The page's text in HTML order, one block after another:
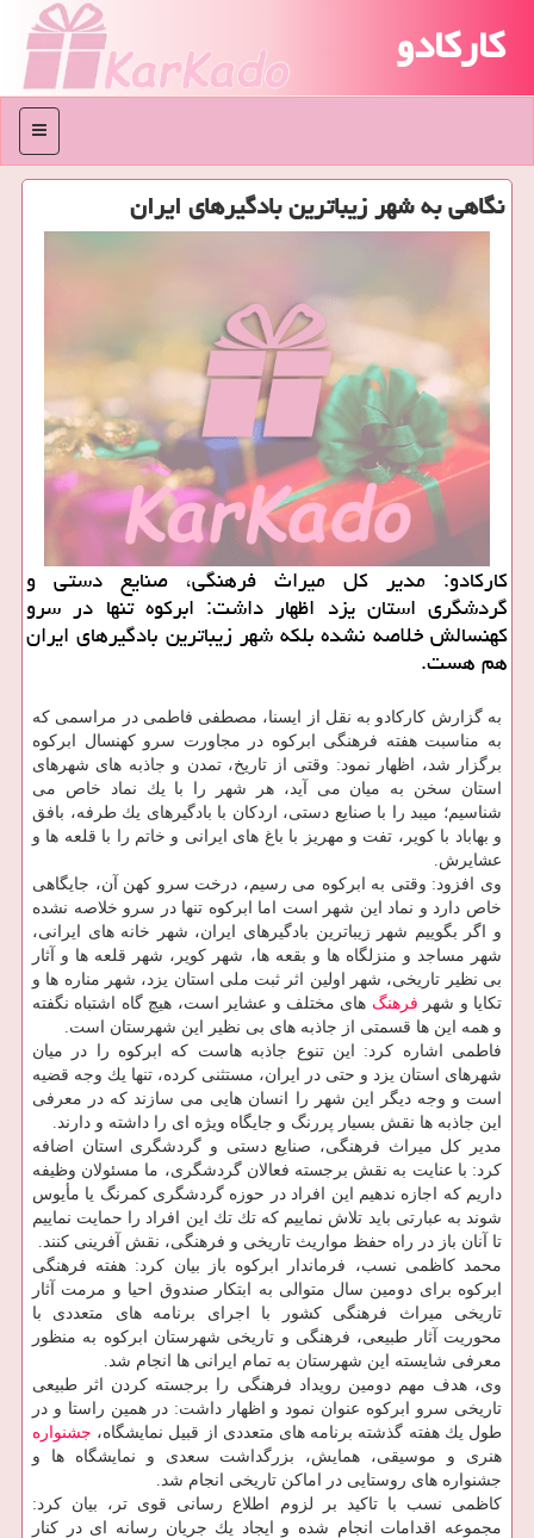
کارکادو
منو
نگاهی به شهر زیباترین بادگیرهای ایران
كاركادو: مدیر كل میراث فرهنگی، صنایع دستی و
گردشگری استان یزد اظهار داشت: ابركوه تنها در سرو
كهنسالش خلاصه نشده بلكه شهر زیباترین بادگیرهای ایران
هم هست.
به گزارش كاركادو به نقل از ایسنا، مصطفی فاطمی در مراسمی كه
به مناسبت هفته فرهنگی ابركوه در مجاورت سرو كهنسال ابركوه
برگزار شد، اظهار نمود: وقتی از تاریخ، تمدن و جاذبه های شهرهای
استان سخن به میان می آید، هر شهر را با یك نماد خاص می
شناسیم؛ میبد را با صنایع دستی، اردكان با بادگیرهای یك طرفه، بافق
و بهاباد با كویر، تفت و مهریز با باغ های ایرانی و خاتم را با قلعه ها و
عشایرش.
وی افزود: وقتی به ابركوه می رسیم، درخت سرو كهن آن، جایگاهی
خاص دارد و نماد این شهر است اما ابركوه تنها در سرو خلاصه نشده
و اگر بگوییم شهر زیباترین بادگیرهای ایران، شهر خانه های ایرانی،
شهر مساجد و منزلگاه ها و بقعه ها، شهر كویر، شهر قلعه ها و آثار
بی نظیر تاریخی، شهر اولین اثر ثبت ملی استان یزد، شهر مناره ها و
تكایا و شهر فرهنگ های مختلف و عشایر است، هیچ گاه اشتباه نگفته
و همه این ها قسمتی از جاذبه های بی نظیر این شهرستان است.
فاطمی اشاره كرد: این تنوع جاذبه هاست كه ابركوه را در میان
شهرهای استان یزد و حتی در ایران، مستثنی كرده، تنها یك وجه قضیه
است و وجه دیگر این شهر را انسان هایی می سازند كه در معرفی
این جاذبه ها نقش بسیار پررنگ و جایگاه ویژه ای را داشته و دارند.
مدیر كل میراث فرهنگی، صنایع دستی و گردشگری استان اضافه
كرد: با عنایت به نقش برجسته فعالان گردشگری، ما مسئولان وظیفه
داریم كه اجازه ندهیم این افراد در حوزه گردشگری كمرنگ یا مأیوس
شوند به عبارتی باید تلاش نماییم كه تك تك این افراد را حمایت نماییم
تا آنان باز در راه حفظ مواریث تاریخی و فرهنگی، نقش آفرینی كنند.
محمد كاظمی نسب، فرماندار ابركوه باز بیان كرد: هفته فرهنگی
ابركوه برای دومین سال متوالی به ابتكار صندوق احیا و مرمت آثار
تاریخی میراث فرهنگی كشور با اجرای برنامه های متعددی با
محوریت آثار طبیعی، فرهنگی و تاریخی شهرستان ابركوه به منظور
معرفی شایسته این شهرستان به تمام ایرانی ها انجام شد.
وی، هدف مهم دومین رویداد فرهنگی را برجسته كردن اثر طبیعی
تاریخی سرو ابركوه عنوان نمود و اظهار داشت: در همین راستا و در
طول یك هفته گذشته برنامه های متعددی از قبیل نمایشگاه، جشنواره
هنری و موسیقی، همایش، بزرگداشت سعدی و نمایشگاه ها و
جشنواره های روستایی در اماكن تاریخی انجام شد.
كاظمی نسب با تاكید بر لزوم اطلاع رسانی قوی تر، بیان كرد:
مجموعه اقدامات انجام شده و ایجاد یك جریان رسانه ای در كنار